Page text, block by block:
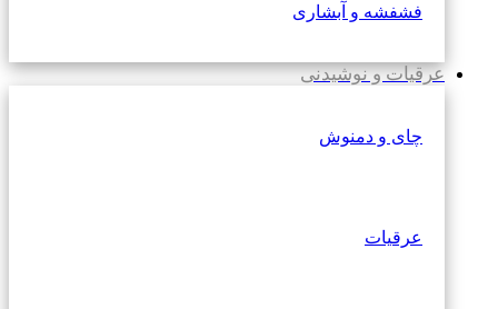
فشفشه و آبشاری
عرقیات و نوشیدنی
چای و دمنوش
عرقیات